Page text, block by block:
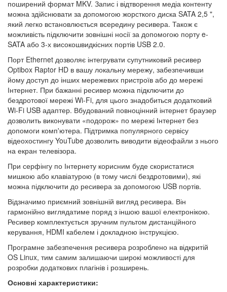
поширений формат MKV. Запис і відтворення медіа контенту
можна здійснювати за допомогою жорсткого диска SATA 2,5 ",
який легко встановлюється всередину ресивера. Також є
можливість підключити зовнішні носії за допомогою порту e-
SATA або 3-х високошвидкісних портів USB 2.0.
Порт Ethernet дозволяє інтегрувати супутниковий ресивер
Optibox Raptor HD в вашу локальну мережу, забезпечивши
йому доступ до інших мережевих пристроїв або до мережі
Інтернет. При бажанні ресивер можна підключити до
бездротової мережі Wi-Fi, для цього знадобиться додатковий
Wi-Fi USB адаптер. Вбудований повноцінний інтернет браузер
дозволить виконувати «подорож» по мережі Інтернет без
допомоги комп'ютера. Підтримка популярного сервісу
відеохостингу YouTube дозволить виводити відеофайли з нього
на екран телевізора.
При серфінгу по Інтернету корисним буде скористатися
мишкою або клавіатурою (в тому числі бездротовими), які
можна підключити до ресивера за допомогою USB портів.
Відзначимо приємний зовнішній вигляд ресивера. Він
гармонійно виглядатиме поряд з іншою вашої електронікою.
Ресивер комплектується зручним пультом дистанційного
керування, HDMI кабелем і докладною інструкцією.
Програмне забезпечення ресивера розроблено на відкритій
OS Linux, тим самим залишаючи широкі можливості для
розробки додаткових плагінів і розширень.
Основні характеристики: